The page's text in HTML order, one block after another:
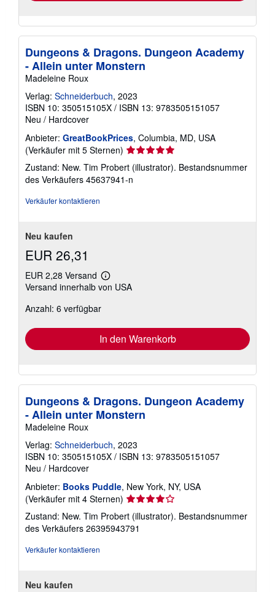
Dungeons & Dragons. Dungeon Academy
- Allein unter Monstern
Madeleine Roux
Verlag: Schneiderbuch, 2023
ISBN 10: 350515105X / ISBN 13: 9783505151057
Neu / Hardcover
Anbieter: GreatBookPrices, Columbia, MD, USA
(Verkäufer mit 5 Sternen) Verkäuferbewertung
5
von
5
Zustand: New. Tim Probert (illustrator). Bestandsnummer
des Verkäufers 45637941-n
Verkäufer kontaktieren
Neu kaufen
EUR 26,31
EUR 2,28 Versand
Weitere
Informationen
Versand innerhalb von USA
Anzahl: 6 verfügbar
In den Warenkorb
Dungeons & Dragons. Dungeon Academy
- Allein unter Monstern
Madeleine Roux
Verlag: Schneiderbuch, 2023
ISBN 10: 350515105X / ISBN 13: 9783505151057
Neu / Hardcover
Anbieter: Books Puddle, New York, NY, USA
(Verkäufer mit 4 Sternen) Verkäuferbewertung
4
von
5
Zustand: New. Tim Probert (illustrator). Bestandsnummer
des Verkäufers 26395943791
Verkäufer kontaktieren
Neu kaufen